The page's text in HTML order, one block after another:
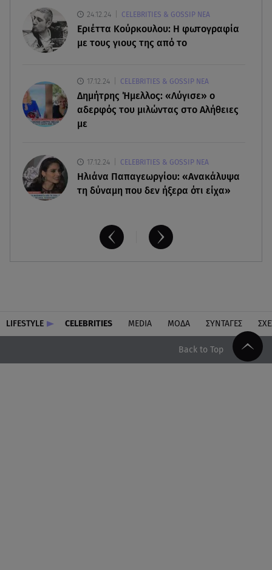
08.08.26 , 13:29
Θρίλερ στον Λυκαβηττό: Βρέθηκε σορός σε
σπηλιά - Φωτογραφίες από το σημείο
08.08.26 , 13:11
ΑΜΜΟΣ - Η πρώτη ανάγνωση (αναλόγιο) στο
θέατρο Άβατον
24.12.24 CELEBRITIES & GOSSIP ΝΕΑ
Εριέττα Κούρκουλου: Η φωτογραφία
με τους γιους της από το
17.12.24 CELEBRITIES & GOSSIP ΝΕΑ
Δημήτρης Ήμελλος: «Λύγισε» ο
αδερφός του μιλώντας στο Αλήθειες
με
17.12.24 CELEBRITIES & GOSSIP ΝΕΑ
Ηλιάνα Παπαγεωργίου: «Ανακάλυψα
τη δύναμη που δεν ήξερα ότι είχα»
LIFESTYLE CELEBRITIES MEDIA ΜΟΔΑ ΣΥΝΤΑΓΕΣ
Back to Top